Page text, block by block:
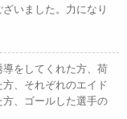
いました。力になり
をしてくれた方、荷
、それぞれのエイド
、ゴールした選手の